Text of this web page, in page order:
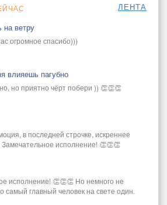
ЛЕНТА
на ветру
огромное спасибо)))
влияешь пагубно
но приятно чёрт побери )) 👏👏👏
в последней строчке, искреннее
исполнение! 👏👏👏
исполнение! 👏👏👏 Но немного не
самый главный человек на свете один.